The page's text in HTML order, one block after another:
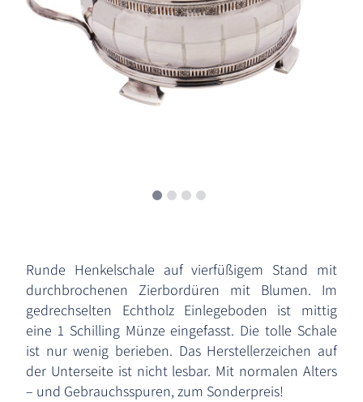
Runde Henkelschale auf vierfüßigem Stand mit
durchbrochenen Zierbordüren mit Blumen. Im
gedrechselten Echtholz Einlegeboden ist mittig
eine 1 Schilling Münze eingefasst. Die tolle Schale
ist nur wenig berieben. Das Herstellerzeichen auf
der Unterseite ist nicht lesbar. Mit normalen Alters
– und Gebrauchsspuren, zum Sonderpreis!